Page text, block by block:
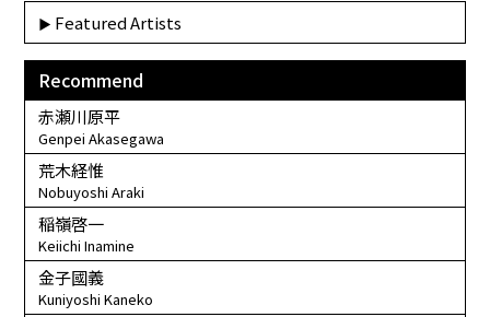
Featured Artists
Recommend
赤瀬川原平
Genpei Akasegawa
荒木経惟
Nobuyoshi Araki
稲嶺啓一
Keiichi Inamine
金子國義
Kuniyoshi Kaneko